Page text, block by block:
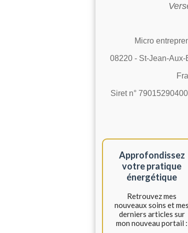
Micro
08220 - St-Jean-Aux-
Siret n°
Approfondissez
votre pratique
énergétique
Retrouvez mes
nouveaux soins et mes
derniers articles sur
mon nouveau portail :